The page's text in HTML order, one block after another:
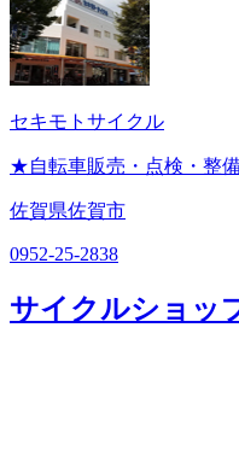
セキモトサイクル
★自転車販売・点検・整
佐賀県佐賀市
0952-25-2838
サイクルショッ